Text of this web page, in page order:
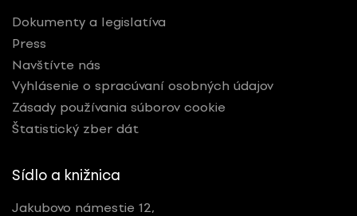
Dokumenty a legislatíva
Press
Navštívte nás
Vyhlásenie o spracúvaní osobných údajov
Zásady používania súborov cookie
Štatistický zber dát
Sídlo a knižnica
Jakubovo námestie 12,